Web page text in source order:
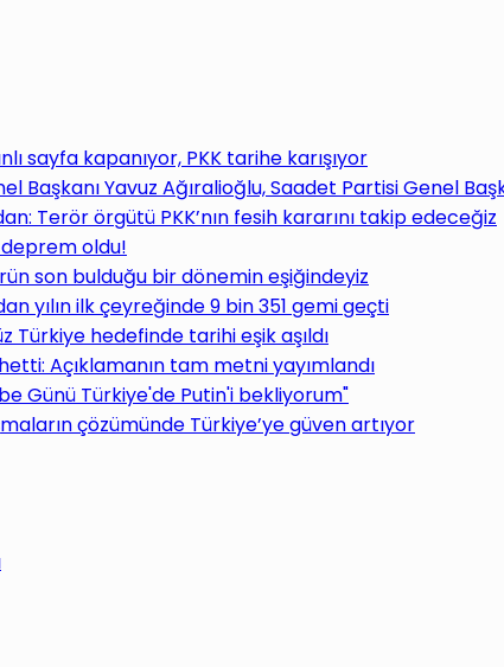
sayfa kapanıyor, PKK tarihe karışıyor
Başkanı Yavuz Ağıralioğlu, Saadet Partisi Genel
Terör örgütü PKK’nın fesih kararını takip edeceğiz
oldu!
son bulduğu bir dönemin eşiğindeyiz
yılın ilk çeyreğinde 9 bin 351 gemi geçti
Türkiye hedefinde tarihi eşik aşıldı
Açıklamanın tam metni yayımlandı
Günü Türkiye'de Putin'i bekliyorum"
çözümünde Türkiye’ye güven artıyor